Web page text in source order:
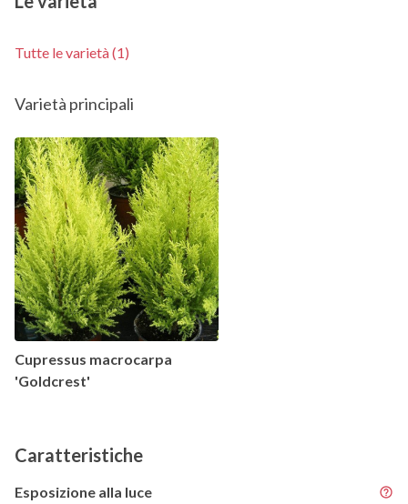
Tutte le varietà (1)
Varietà principali
Cupressus macrocarpa
'Goldcrest'
Caratteristiche
Esposizione alla luce